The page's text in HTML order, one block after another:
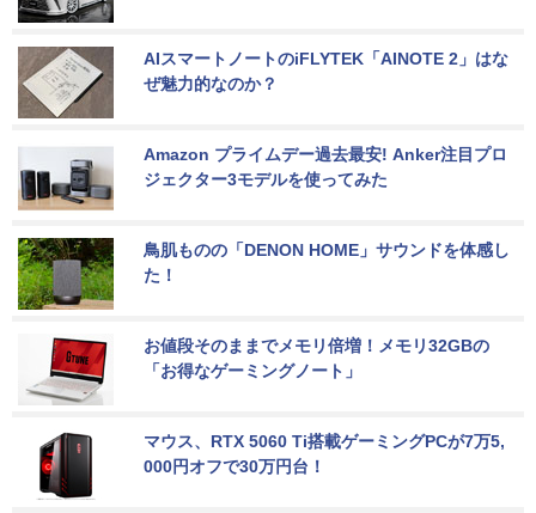
AIスマートノートのiFLYTEK「AINOTE 2」はな
ぜ魅力的なのか？
Amazon プライムデー過去最安! Anker注目プロ
ジェクター3モデルを使ってみた
鳥肌ものの「DENON HOME」サウンドを体感し
た！
お値段そのままでメモリ倍増！メモリ32GBの
「お得なゲーミングノート」
マウス、RTX 5060 Ti搭載ゲーミングPCが7万5,
000円オフで30万円台！